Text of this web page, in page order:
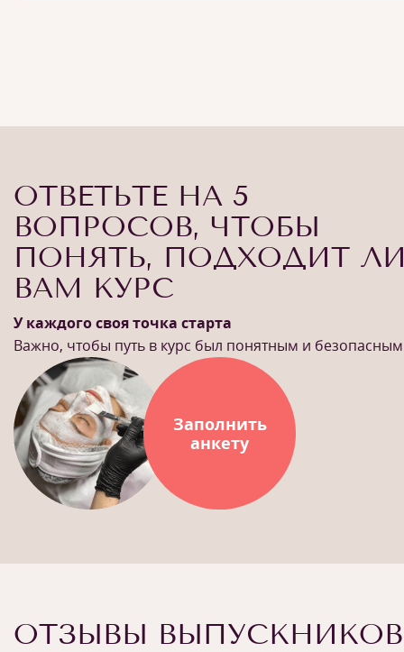
ОТВЕТЬТЕ НА 5
ВОПРОСОВ, ЧТОБЫ
ПОНЯТЬ, ПОДХОДИТ
ВАМ КУРС
У каждого своя точка старта
Важно, чтобы путь в курс был понятным и безопасным
Заполнить
анкету
ОТЗЫВЫ ВЫПУСКНИКОВ